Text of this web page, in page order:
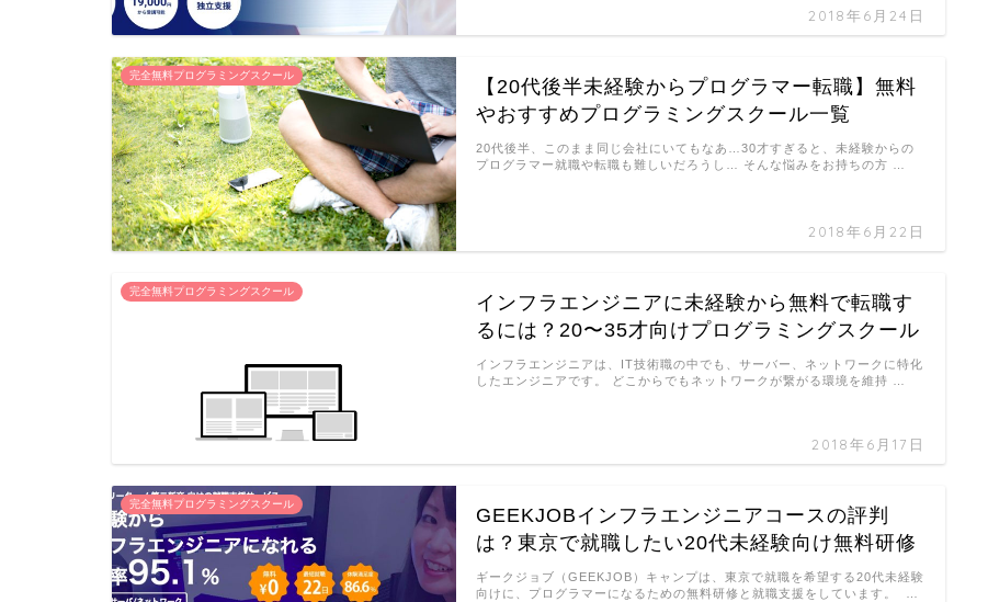
2018年6月24日
完全無料プログラミングスクール
【20代後半未経験からプログラマー転職】無料
やおすすめプログラミングスクール一覧
2018年6月22日
20代後半、このまま同じ会社にいてもなあ…30才すぎると、未経験からの
プログラマー就職や転職も難しいだろうし… そんな悩みをお持ちの方 …
完全無料プログラミングスクール
インフラエンジニアに未経験から無料で転職す
るには？20〜35才向けプログラミングスクール
2018年6月17日
インフラエンジニアは、IT技術職の中でも、サーバー、ネットワークに特化
したエンジニアです。 どこからでもネットワークが繋がる環境を維持 …
完全無料プログラミングスクール
GEEKJOBインフラエンジニアコースの評判
は？東京で就職したい20代未経験向け無料研修
ギークジョブ（GEEKJOB）キャンプは、東京で就職を希望する20代未経験
向けに、プログラマーになるための無料研修と就職支援をしています。 …